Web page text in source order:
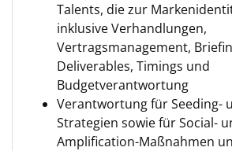
Talents, die zur
inklusive Verhandlungen,
Vertragsmanagement,
Deliverables, Timings und
Budgetverantwortung
Verantwortung für Seeding-
Strategien sowie für Social-
Amplification-Maßnahmen